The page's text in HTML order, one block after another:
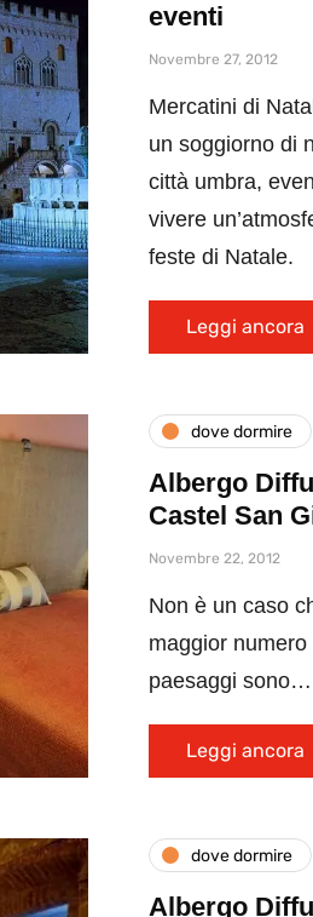
eventi
Novembre 27, 2012
Mercatini di
un soggiorno di
città umbra,
vivere
feste di Natale.
Leggi ancora
dove dormire
Albergo
Castel San
Novembre 22, 2012
Non è un caso
maggior
paesaggi sono…
Leggi ancora
dove dormire
Albergo